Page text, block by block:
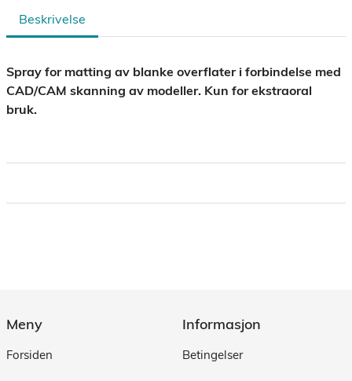
Beskrivelse
Spray for matting av blanke overflater i forbindelse med
CAD/CAM skanning av modeller. Kun for ekstraoral
bruk.
Meny
Forsiden
Informasjon
Betingelser